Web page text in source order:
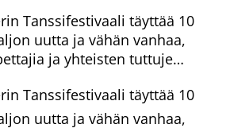
Tanssifestivaali täyttää 10
uutta ja vähän vanhaa,
ja yhteisten tuttuje…
Tanssifestivaali täyttää 10
uutta ja vähän vanhaa,